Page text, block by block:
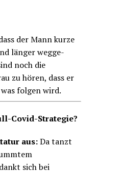
der Mann kurze
länger wegge-
noch die
zu hören, dass er
folgen wird.
Covid-Strategie?
aus:Da tanzt
sich bei